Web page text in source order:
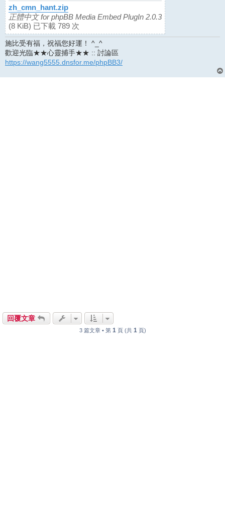
zh_cmn_hant.zip
正體中文 for phpBB Media Embed PlugIn 2.0.3
(8 KiB) 已下載 789 次
施比受有福，祝福您好運！ ^_^
歡迎光臨★★心靈捕手★★ :: 討論區
https://wang5555.dnsfor.me/phpBB3/
回覆文章
3 篇文章 • 第 1 頁 (共 1 頁)